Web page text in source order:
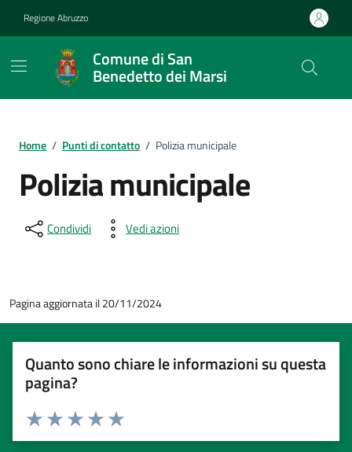
Regione Abruzzo
Comune di San
Benedetto dei Marsi
Home / Punti di contatto / Polizia municipale
Polizia municipale
Condividi Vedi azioni
Pagina aggiornata il 20/11/2024
Quanto sono chiare le informazioni su questa
pagina?
Valuta 5 stelle su 5
Valuta 4 stelle su 5
Valuta 3 stelle su 5
Valuta 2 stelle su 5
Valuta 1 stelle su 5